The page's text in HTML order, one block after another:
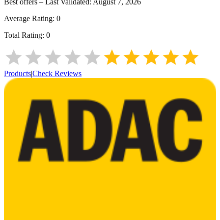
Best offers – Last Validated: August 7, 2026
Average Rating: 0
Total Rating: 0
Products|Check Reviews